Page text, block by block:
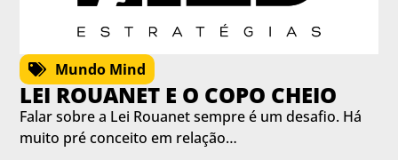
Mundo Mind
LEI ROUANET E O COPO CHEIO
Falar sobre a Lei Rouanet sempre é um desafio. Há
muito pré conceito em relação…